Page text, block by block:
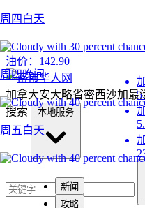
周四白天
周四晚间
周五白天
油价： 142.90
加拿大安大略省密西沙加最
搜索
新闻
攻略